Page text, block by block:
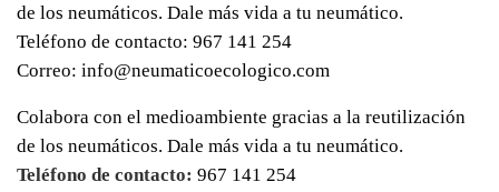
de los neumáticos. Dale más vida a tu neumático.
Teléfono de contacto: 967 141 254
Correo: info@neumaticoecologico.com
Colabora con el medioambiente gracias a la reutilización
de los neumáticos. Dale más vida a tu neumático.
Teléfono de contacto: 967 141 254